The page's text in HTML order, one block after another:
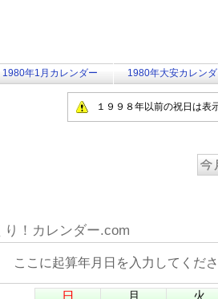
1980年1月カレンダー 1980年大安カレン
１９９８年以前の祝日は表
り！カレンダー.com
ここに起算年月日を入力してく
日 月 火